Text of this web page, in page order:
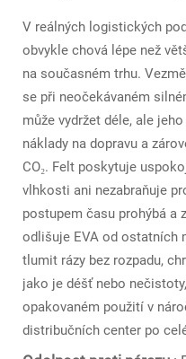
V reálných logistických
obvykle chová lépe než
na současném trhu.
se při neočekávaném
může vydržet déle, ale
náklady na dopravu a
CO₂. Felt poskytuje
vlhkosti ani nezabraňuje
postupem času prohýbá a
odlišuje EVA od ostatních
tlumit rázy bez rozpadu,
jako je déšť nebo
opakovaném použití v
distribučních center po